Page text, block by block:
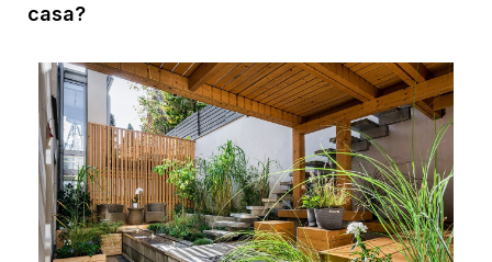
casa?